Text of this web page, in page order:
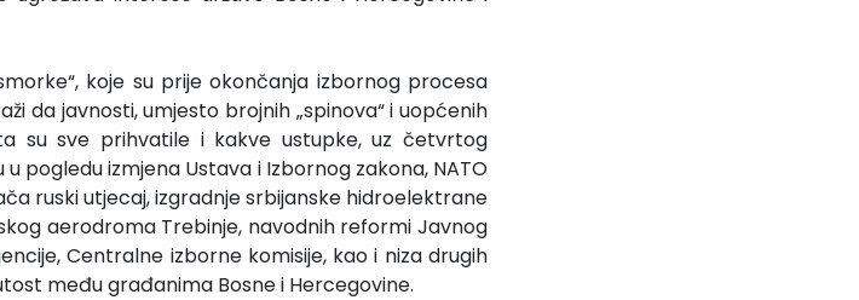
koje su prije okončanja izbornog procesa
da javnosti, umjesto brojnih „spinova“ i uopćenih
su sve prihvatile i kakve ustupke, uz četvrtog
pogledu izmjena Ustava i Izbornog zakona, NATO
ruski utjecaj, izgradnje srbijanske hidroelektrane
aerodroma Trebinje, navodnih reformi Javnog
Centralne izborne komisije, kao i niza drugih
među građanima Bosne i Hercegovine.